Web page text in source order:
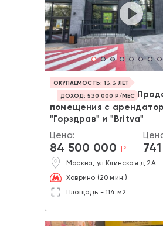
ОКУПАЕМОСТЬ: 13.3 ЛЕТ
ДОХОД: 530 000 Р/МЕС
помещения с
"Горздрав" и "Britva"
Цена:
84 500 000 a
Москва, ул Клинская д.2А
Ховрино (20 мин.)
Площадь - 114 м2